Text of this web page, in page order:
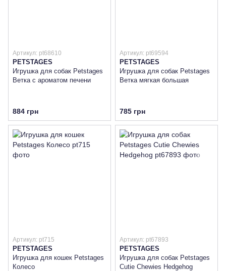
Артикул: pt68610
PETSTAGES
Игрушка для собак Petstages
Ветка с ароматом печени
884 грн
Артикул: pt69594
PETSTAGES
Игрушка для собак Petstages
Ветка мягкая большая
785 грн
Артикул: pt715
PETSTAGES
Игрушка для кошек Petstages
Колесо
Артикул: pt67893
PETSTAGES
Игрушка для собак Petstages
Cutie Chewies Hedgehog